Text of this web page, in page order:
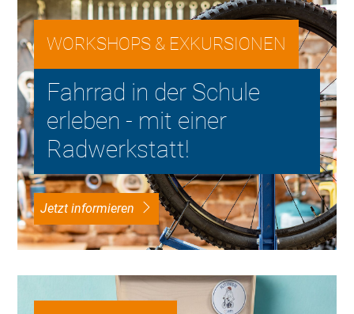
WORKSHOPS & EXKURSIONEN
Fahrrad in der Schule
erleben - mit einer
Radwerkstatt!
Jetzt informieren